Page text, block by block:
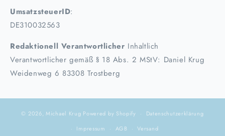
UmsatzsteuerID:
DE310032563
Redaktionell Verantwortlicher Inhaltlich
Verantwortlicher gemäß § 18 Abs. 2 MStV: Daniel Krug
Weidenweg 6 83308 Trostberg
© 2026,Michael Krug Powered by Shopify
Datenschutzerklärung
Impressum
AGB Versand